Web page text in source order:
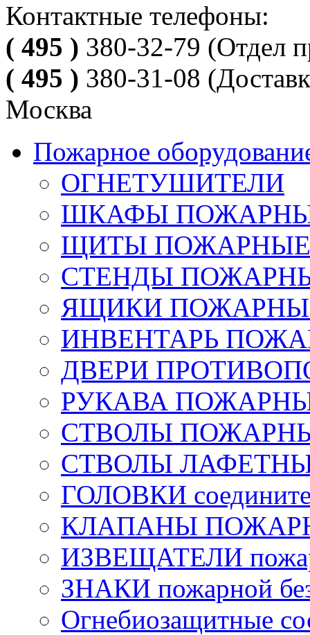
Контактные телефоны:
( 495 ) 380-32-79 (Отдел
( 495 ) 380-31-08
Москва
Пожарное
ОГНЕТУШИТЕЛИ
ШКАФЫ
ЩИТЫ ПОЖАРНЫЕ
СТЕНДЫ
ЯЩИКИ ПОЖАРНЫЕ
ИНВЕНТАРЬ
ДВЕРИ
РУКАВА
СТВОЛЫ
СТВОЛЫ
ГОЛОВКИ
КЛАПАНЫ
ИЗВЕЩАТЕЛИ
ЗНАКИ пожарной
Огнебиозащитные